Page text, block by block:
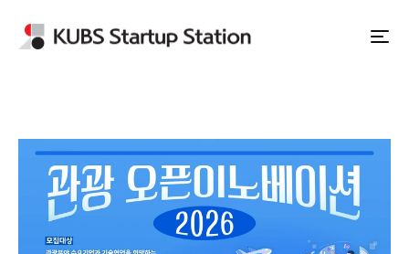
Apply to Station